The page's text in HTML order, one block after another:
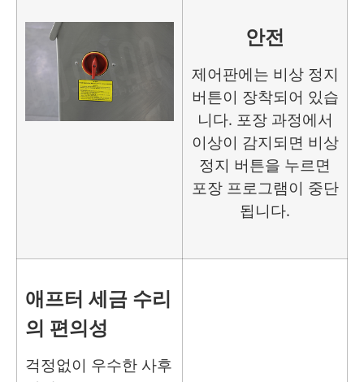
안전
제어판에는 비상 정지
버튼이 장착되어 있습
니다. 포장 과정에서
이상이 감지되면 비상
정지 버튼을 누르면
포장 프로그램이 중단
됩니다.
애프터 세금 수리
의 편의성
걱정없이 우수한 사후